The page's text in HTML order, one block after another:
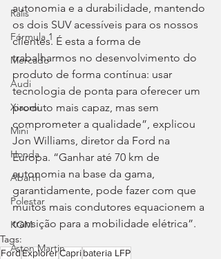
Ralis
Fórmula 1
Mercado
Audi
Xiaomi
Mini
Honda
Abarth
Polestar
KGM
Aston Martin
autonomia e a durabilidade, mantendo
os dois SUV acessíveis para os nossos
clientes. É esta a forma de
trabalharmos no desenvolvimento do
produto de forma contínua: usar
tecnologia de ponta para oferecer um
produto mais capaz, mas sem
comprometer a qualidade”, explicou
Jon Williams, diretor da Ford na
Europa. “Ganhar até 70 km de
autonomia na base da gama,
garantidamente, pode fazer com que
muitos mais condutores equacionem a
transição para a mobilidade elétrica”.
Tags:
FordExplorerCapribateria LFP